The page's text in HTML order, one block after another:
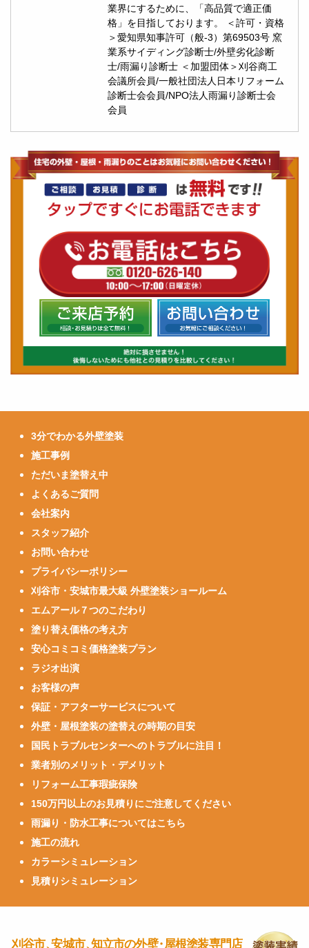
業界にするために、「高品質で適正価
格」を目指しております。 ＜許可・資格
＞愛知県知事許可（般-3）第69503号 窯
業系サイディング診断士/外壁劣化診断
士/雨漏り診断士 ＜加盟団体＞刈谷商工
会議所会員/一般社団法人日本リフォーム
診断士会会員/NPO法人雨漏り診断士会
会員
3分でわかる外壁塗装
施工事例
ただいま塗替え中
よくあるご質問
会社案内
スタッフ紹介
お問い合わせ
プライバシーポリシー
刈谷市・安城市最大級 外壁塗装ショールーム
エムアール７つのこだわり
塗り替え価格の考え方
安心コミコミ価格塗装プラン
ラジオ出演
お客様の声
保証・アフターサービスについて
外壁・屋根塗装の塗替えの時期の目安
国民トラブルセンターへのトラブルに注目！
業者別のメリット・デメリット
リフォーム工事瑕疵保険
150万円以上のお見積りにご注意してください
雨漏り・防水工事についてはこちら
施工の流れ
カラーシミュレーション
見積りシミュレーション